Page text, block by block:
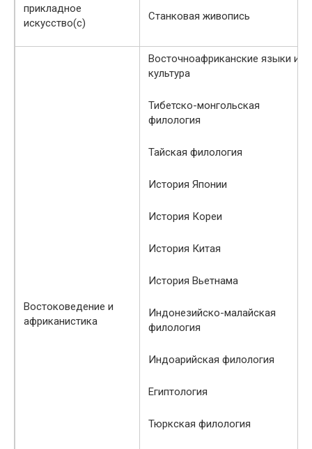
прикладное
искусство(с)
Станковая живопись
Востоковедение и
африканистика
Восточноафриканские языки и
культура
Тибетско-монгольская
филология
Тайская филология
История Японии
История Кореи
История Китая
История Вьетнама
Индонезийско-малайская
филология
Индоарийская филология
Египтология
Тюркская филология